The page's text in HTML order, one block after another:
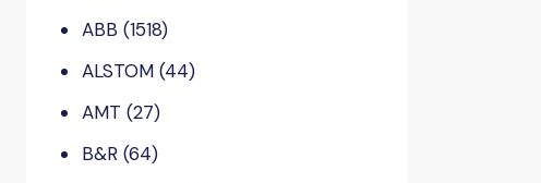
ABB (1518)
ALSTOM (44)
AMT (27)
B&R (64)